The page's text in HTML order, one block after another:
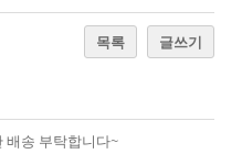
목록 글쓰기
배송 부탁합니다~